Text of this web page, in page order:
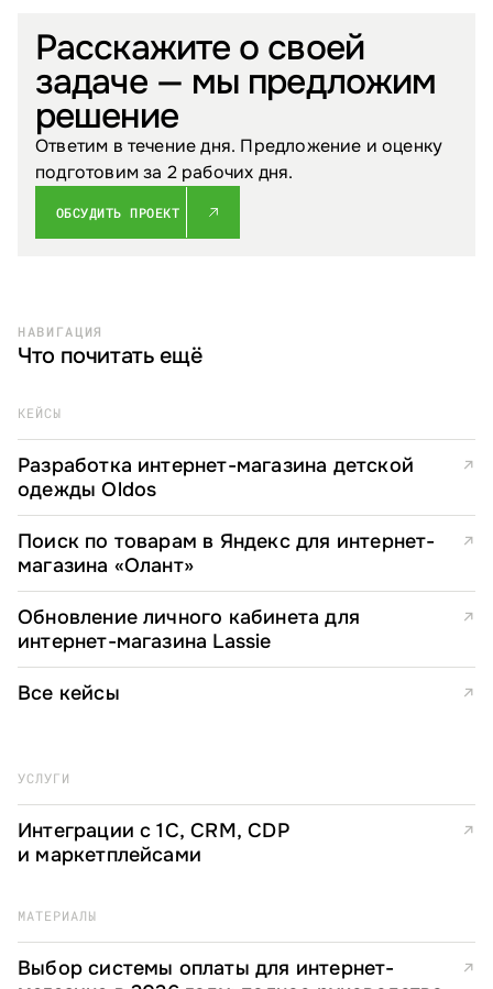
Расскажите о своей
задаче — мы предложим
решение
Ответим в течение дня. Предложение и оценку
подготовим за 2 рабочих дня.
ОБСУДИТЬ ПРОЕКТ
НАВИГАЦИЯ
Что почитать ещё
КЕЙСЫ
Разработка интернет-магазина детской
одежды Oldos
↗
Поиск по товарам в Яндекс для интернет-
магазина «Олант»
↗
Обновление личного кабинета для
интернет-магазина Lassie
↗
Все кейсы ↗
УСЛУГИ
Интеграции с 1С, CRM, CDP
и маркетплейсами
↗
МАТЕРИАЛЫ
Выбор системы оплаты для интернет-
↗